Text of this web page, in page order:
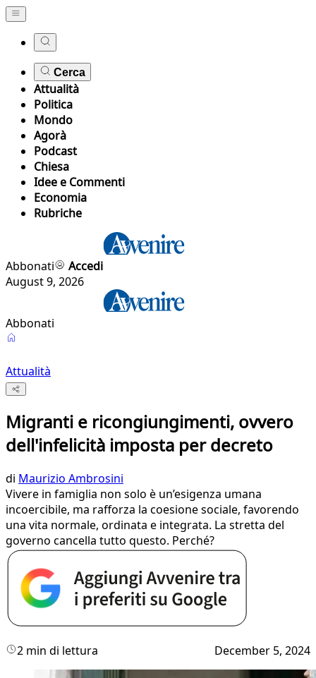
Cerca
Attualità
Politica
Mondo
Agorà
Podcast
Chiesa
Idee e Commenti
Economia
Rubriche
Abbonati
Accedi
August 9, 2026
Abbonati
Attualità
Migranti e ricongiungimenti, ovvero
dell'infelicità imposta per decreto
di Maurizio Ambrosini
Vivere in famiglia non solo è un’esigenza umana
incoercibile, ma rafforza la coesione sociale, favorendo
una vita normale, ordinata e integrata. La stretta del
governo cancella tutto questo. Perché?
2 min di lettura December 5, 2024